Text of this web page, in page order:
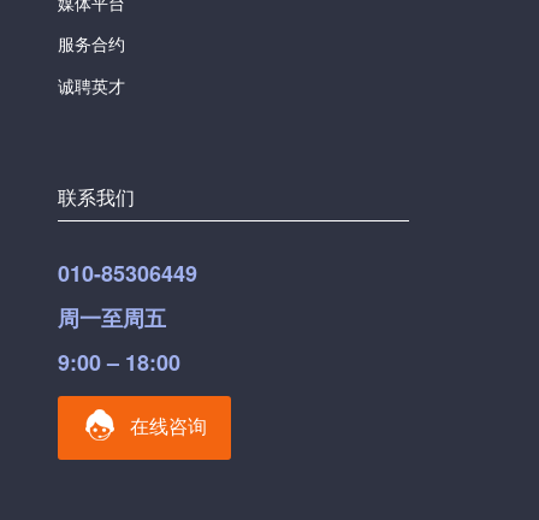
服务合约
诚聘英才
联系我们
010-85306449
周一至周五
9:00 – 18:00
在线咨询